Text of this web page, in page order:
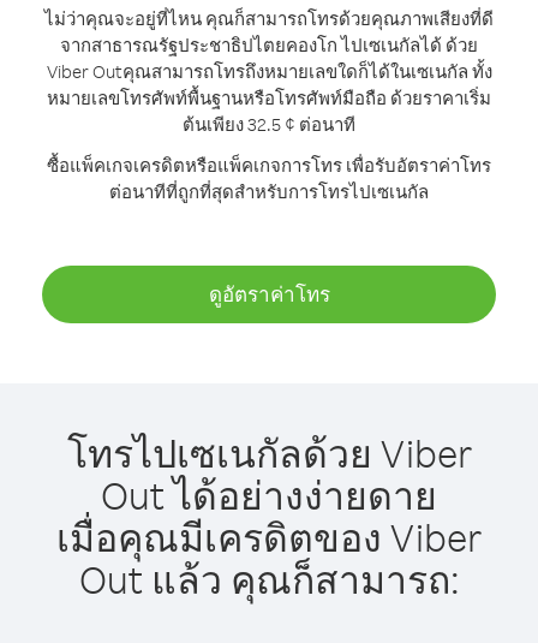
ไม่ว่าคุณจะอยู่ที่ไหน คุณก็สามารถโทรด้วยคุณภาพเสียงที่ดี
จากสาธารณรัฐประชาธิปไตยคองโก ไปเซเนกัลได้ ด้วย
Viber Outคุณสามารถโทรถึงหมายเลขใดก็ได้ในเซเนกัล ทั้ง
หมายเลขโทรศัพท์พื้นฐานหรือโทรศัพท์มือถือ ด้วยราคาเริ่ม
ต้นเพียง 32.5 ¢ ต่อนาที
ซื้อแพ็คเกจเครดิตหรือแพ็คเกจการโทร เพื่อรับอัตราค่าโทร
ต่อนาทีที่ถูกที่สุดสำหรับการโทรไปเซเนกัล
ดูอัตราค่าโทร
โทรไปเซเนกัลด้วย Viber
Out ได้อย่างง่ายดาย
เมื่อคุณมีเครดิตของ Viber
Out แล้ว คุณก็สามารถ: